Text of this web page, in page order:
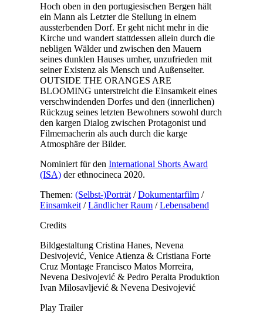
Hoch oben in den portugiesischen Bergen hält
ein Mann als Letzter die Stellung in einem
aussterbenden Dorf. Er geht nicht mehr in die
Kirche und wandert stattdessen allein durch die
nebligen Wälder und zwischen den Mauern
seines dunklen Hauses umher, unzufrieden mit
seiner Existenz als Mensch und Außenseiter.
OUTSIDE THE ORANGES ARE
BLOOMING unterstreicht die Einsamkeit eines
verschwindenden Dorfes und den (innerlichen)
Rückzug seines letzten Bewohners sowohl durch
den kargen Dialog zwischen Protagonist und
Filmemacherin als auch durch die karge
Atmosphäre der Bilder.
Nominiert für den International Shorts Award
(ISA)der ethnocineca 2020.
Themen: (Selbst-)Porträt/Dokumentarfilm/
Einsamkeit/Ländlicher Raum/Lebensabend
Credits
Bildgestaltung Cristina Hanes, Nevena
Desivojević, Venice Atienza & Cristiana Forte
Cruz Montage Francisco Matos Morreira,
Nevena Desivojević & Pedro Peralta Produktion
Ivan Milosavljević & Nevena Desivojević
Play Trailer